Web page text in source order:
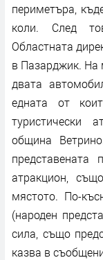
периметъра,
коли. След
Областната
в Пазарджик. На
двата
едната от
туристически
община
представената
атракцион,
мястото. По-
(народен
сила, също
казва в